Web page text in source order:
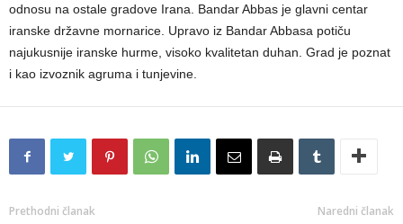
odnosu na ostale gradove Irana. Bandar Abbas je glavni centar
iranske državne mornarice. Upravo iz Bandar Abbasa potiču
najukusnije iranske hurme, visoko kvalitetan duhan. Grad je poznat
i kao izvoznik agruma i tunjevine.
Prethodni članak Naredni članak